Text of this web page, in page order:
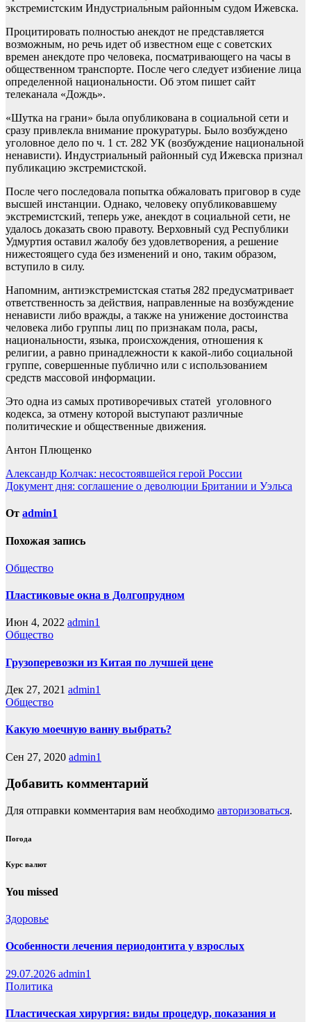
экстремистским Индустриальным районным судом Ижевска.
Процитировать полностью анекдот не представляется
возможным, но речь идет об известном еще с советских
времен анекдоте про человека, посматривающего на часы в
общественном транспорте. После чего следует избиение лица
определенной национальности. Об этом пишет сайт
телеканала «Дождь».
«Шутка на грани» была опубликована в социальной сети и
сразу привлекла внимание прокуратуры. Было возбуждено
уголовное дело по ч. 1 ст. 282 УК (возбуждение национальной
ненависти). Индустриальный районный суд Ижевска признал
публикацию экстремистской.
После чего последовала попытка обжаловать приговор в суде
высшей инстанции. Однако, человеку опубликовавшему
экстремистский, теперь уже, анекдот в социальной сети, не
удалось доказать свою правоту. Верховный суд Республики
Удмуртия оставил жалобу без удовлетворения, а решение
нижестоящего суда без изменений и оно, таким образом,
вступило в силу.
Напомним, антиэкстремистская статья 282 предусматривает
ответственность за действия, направленные на возбуждение
ненависти либо вражды, а также на унижение достоинства
человека либо группы лиц по признакам пола, расы,
национальности, языка, происхождения, отношения к
религии, а равно принадлежности к какой-либо социальной
группе, совершенные публично или с использованием
средств массовой информации.
Это одна из самых противоречивых статей уголовного
кодекса, за отмену которой выступают различные
политические и общественные движения.
Антон Плющенко
Навигация
по
записям
Александр Колчак: несостоявшейся герой России
Документ дня: соглашение о деволюции Британии и Уэльса
От admin1
Похожая запись
Общество
Пластиковые окна в Долгопрудном
Июн 4, 2022 admin1
Общество
Грузоперевозки из Китая по лучшей цене
Дек 27, 2021 admin1
Общество
Какую моечную ванну выбрать?
Сен 27, 2020 admin1
Добавить комментарий
Для отправки комментария вам необходимо авторизоваться.
Погода
Курс валют
You missed
Здоровье
Особенности лечения периодонтита у взрослых
29.07.2026 admin1
Политика
Пластическая хирургия: виды процедур, показания и